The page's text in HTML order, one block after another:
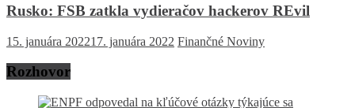
Rusko: FSB zatkla vydieračov hackerov REvil
15. januára 202217. januára 2022 Finančné Noviny
Rozhovor